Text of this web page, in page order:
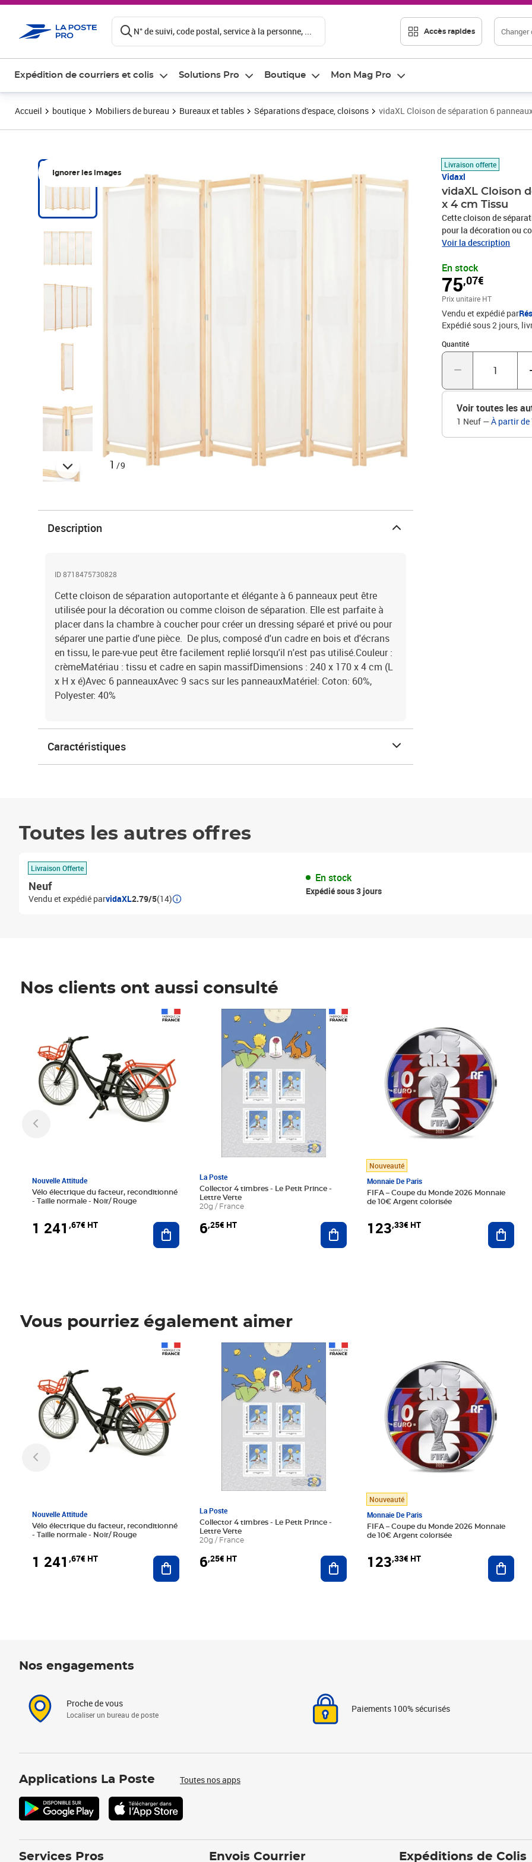
N° de suivi, code postal, service à la personne, ... Accès rapides Changer
Expédition de courriers et colis Solutions Pro Boutique Mon Mag Pro
Accueil boutique Mobiliers de bureau Bureaux et tables Séparations d'espace, cloisons vidaXL Cloison de séparation 6
Ignorer les images
1 /9
Livraison offerte
Vidaxl
vidaXL Cloison
x 4 cm Tissu
Cette cloison de
pour la décoration ou
chambre à coucher
être facilement replié
cadre en sapin
9 sacs sur les
Voir la description
En stock
75,07€
Prix 75,07€
Prix unitaire HT
Vendu et expédié par
Expédié sous 2 jours
Quantité
Quantité : 1
Voir toutes les
1 Neuf —À partir de
Description
ID 8718475730828
Cette cloison de séparation autoportante et élégante à 6 panneaux peut être
utilisée pour la décoration ou comme cloison de séparation. Elle est parfaite à
placer dans la chambre à coucher pour créer un dressing séparé et privé ou pour
séparer une partie d'une pièce. De plus, composé d'un cadre en bois et d'écrans
en tissu, le pare-vue peut être facilement replié lorsqu'il n'est pas utilisé.Couleur :
crèmeMatériau : tissu et cadre en sapin massifDimensions : 240 x 170 x 4 cm (L
x H x é)Avec 6 panneauxAvec 9 sacs sur les panneauxMatériel: Coton: 60%,
Polyester: 40%
Caractéristiques
Toutes les autres offres
Livraison Offerte
Neuf
Vendu et expédié parvidaXL2.79/5(14)
En stock
Expédié sous 3 jours
Nos clients ont aussi consulté
Nouvelle Attitude
Vélo électrique du facteur, reconditionné
- Taille normale - Noir/ Rouge
1 241 ,67€ HT Ajouter au panier
La Poste
Collector 4 timbres - Le Petit Prince -
Lettre Verte
20g / France
6,25€ HT
Prix 6,25€ HT
Ajouter au panier
Nouveauté
Monnaie De Paris
FIFA – Coupe du Monde 2026 Monnaie
de 10€ Argent colorisée
123,33€ HT
Vous pourriez également aimer
Nouvelle Attitude
Vélo électrique du facteur, reconditionné
- Taille normale - Noir/ Rouge
1 241 ,67€ HT Ajouter au panier
La Poste
Collector 4 timbres - Le Petit Prince -
Lettre Verte
20g / France
6,25€ HT
Prix 6,25€ HT
Ajouter au panier
Nouveauté
Monnaie De Paris
FIFA – Coupe du Monde 2026 Monnaie
de 10€ Argent colorisée
123,33€ HT
Nos engagements
Proche de vous
Localiser un bureau de poste
Paiements 100% sécurisés
Applications La Poste Toutes nos apps
Services Pros Envois Courrier Expéditions de Colis